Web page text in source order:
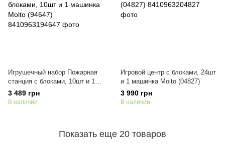
Игрушечный набор Пожарная
станция с блоками, 10шт и 1
машинка Molto (94647)
3 489 грн
В наличии
Игровой центр с блоками, 24шт
и 1 машинка Molto (04827)
3 990 грн
В наличии
Показать еще 20 товаров